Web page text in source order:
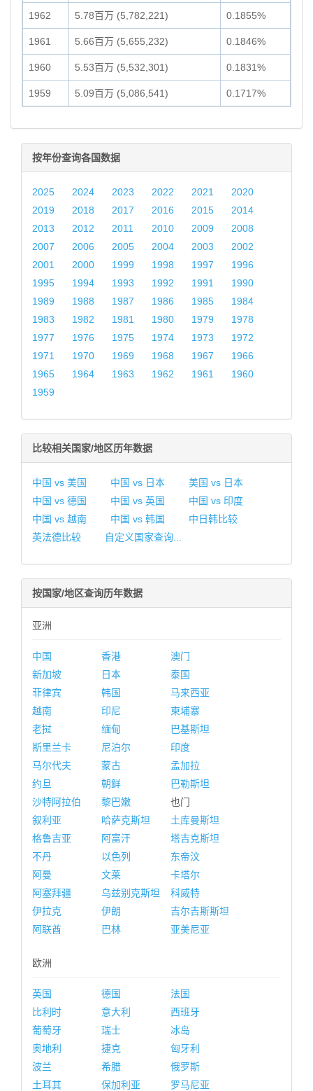
1962 5.78百万 (5,782,221) 0.1855%
1961 5.66百万 (5,655,232) 0.1846%
1960 5.53百万 (5,532,301) 0.1831%
1959 5.09百万 (5,086,541) 0.1717%
按年份查询各国数据
2025 2024 2023 2022 2021
2020
2019
2018 2017 2016 2015
2014
2013
2012 2011 2010 2009
2008
2007
2006 2005 2004 2003
2002
2001
2000 1999 1998 1997
1996
1995
1994 1993 1992 1991
1990
1989
1988 1987 1986 1985
1984
1983
1982 1981 1980 1979
1978
1977
1976 1975 1974 1973
1972
1971
1970 1969 1968 1967
1966
1965
1964 1963 1962 1961
1960
1959
比较相关国家/地区历年数据
中国 vs 美国 中国 vs 日本
美国 vs 日本
中国 vs 德国
中国 vs 英国
中国 vs 印度
中国 vs 越南
中国 vs 韩国
中日韩比较
英法德比较
自定义国家查询...
按国家/地区查询历年数据
亚洲
中国 香港
澳门
新加坡
日本
泰国
菲律宾
韩国
马来西亚
越南
印尼
柬埔寨
老挝
缅甸
巴基斯坦
斯里兰卡
尼泊尔
印度
马尔代夫
蒙古
孟加拉
约旦
朝鲜
巴勒斯坦
沙特阿拉伯
黎巴嫩
也门
叙利亚
哈萨克斯坦
土库曼斯坦
格鲁吉亚
阿富汗
塔吉克斯坦
不丹
以色列
东帝汶
阿曼
文莱
卡塔尔
阿塞拜疆
乌兹别克斯坦
科威特
伊拉克
伊朗
吉尔吉斯斯坦
阿联酋
巴林 亚美尼亚
欧洲
英国 德国
法国
比利时
意大利
西班牙
葡萄牙
瑞士
冰岛
奥地利
捷克
匈牙利
波兰
希腊
俄罗斯
土耳其
保加利亚
罗马尼亚